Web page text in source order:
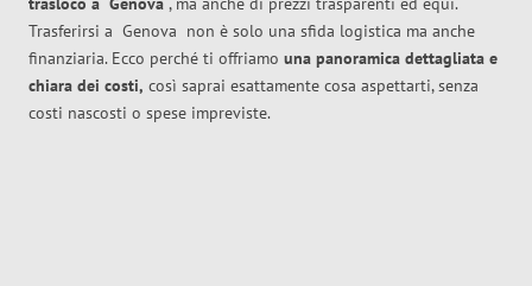
Trasferirsi a Genova non è solo una sfida logistica ma anche
finanziaria. Ecco perché ti offriamo una panoramica dettagliata e
chiara dei costi, così saprai esattamente cosa aspettarti, senza
costi nascosti o spese impreviste.